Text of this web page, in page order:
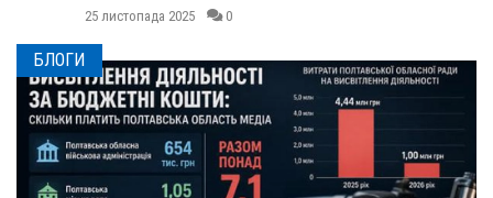
25 листопада 2025 0
БЛОГИ